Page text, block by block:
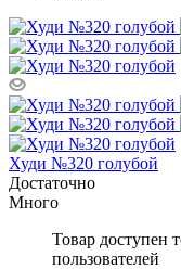
Худи №320 голубой
Достаточно
Много
Товар доступен
пользователей